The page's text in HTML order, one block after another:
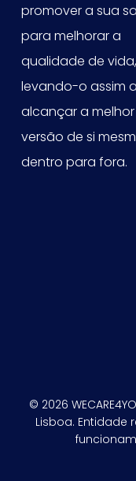
promover a sua
para melhorar a
qualidade de vida,
levando-o assim a
alcançar a melhor
versão de si
dentro para fora.
© 2026
Lisboa. Entidade